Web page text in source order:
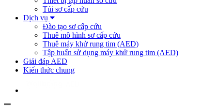
Túi sơ cấp cứu
Dịch vụ
Đào tạo sơ cấp cứu
Thuê mô hình sơ cấp cứu
Thuê máy khử rung tim (AED)
Tập huấn sử dụng máy khử rung tim (AED)
Giải đáp AED
Kiến thức chung